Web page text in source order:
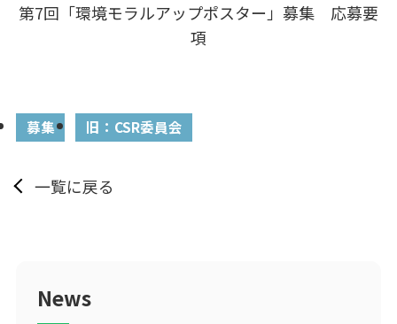
第7回「環境モラルアップポスター」募集 応募要
項
募集 旧：CSR委員会
一覧に戻る
News